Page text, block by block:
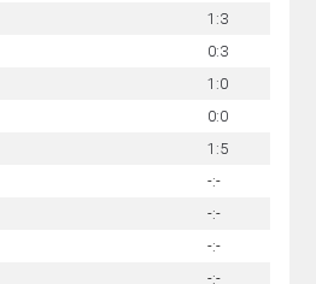
1:3
0:3
1:0
0:0
1:5
-:-
-:-
-:-
-:-